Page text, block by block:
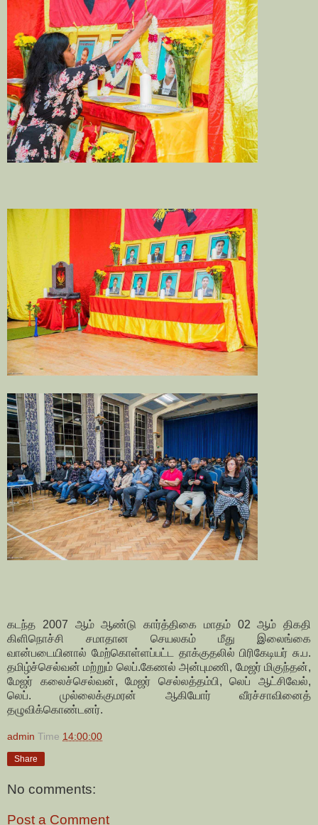
கடந்த 2007 ஆம் ஆண்டு கார்த்திகை மாதம் 02 ஆம் திகதி
கிளிநொச்சி சமாதான செயலகம் மீது இலைங்கை
வான்படையினால் மேற்கொள்ளப்பட்ட தாக்குதலில் பிரிகேடியர் சு.ப.
தமிழ்ச்செல்வன் மற்றும் லெப்.கேணல் அன்புமணி, மேஜர் மிகுந்தன்,
மேஜர் கலைச்செல்வன், மேஜர் செல்லத்தம்பி, லெப் ஆட்சிவேல்,
லெப். முல்லைக்குமரன் ஆகியோர் வீரச்சாவினைத்
தழுவிக்கொண்டனர்.
admin Time 14:00:00
Share
No comments:
Post a Comment